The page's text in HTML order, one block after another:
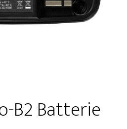
B2 Batterie